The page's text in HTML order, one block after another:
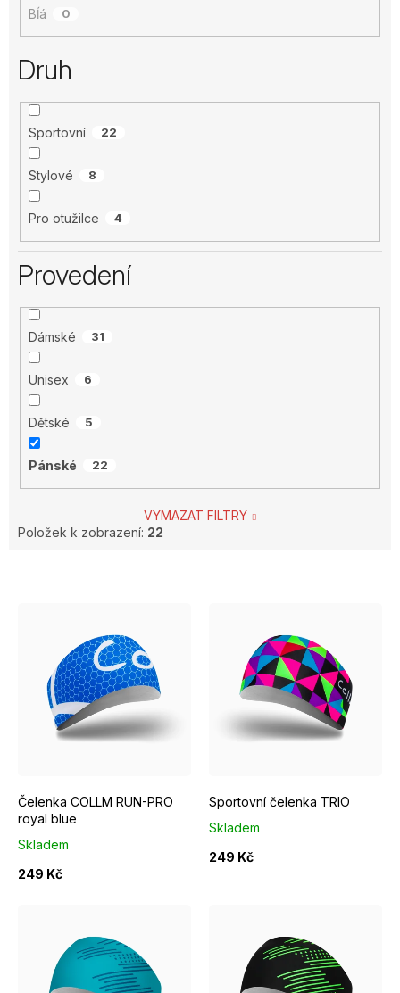
Bĺá 0
Druh
Sportovní 22
Stylové 8
Pro otužilce 4
Provedení
Dámské 31
Unisex 6
Dětské 5
Pánské 22
VYMAZAT FILTRY
Položek k zobrazení: 22
o
d
u
Čelenka COLLM RUN-PRO
royal blue
Skladem
249 Kč
Sportovní čelenka TRIO
Skladem
249 Kč